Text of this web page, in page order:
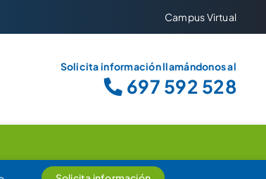
Campus Virtual
Solicita información llamándonos al
697 592 528